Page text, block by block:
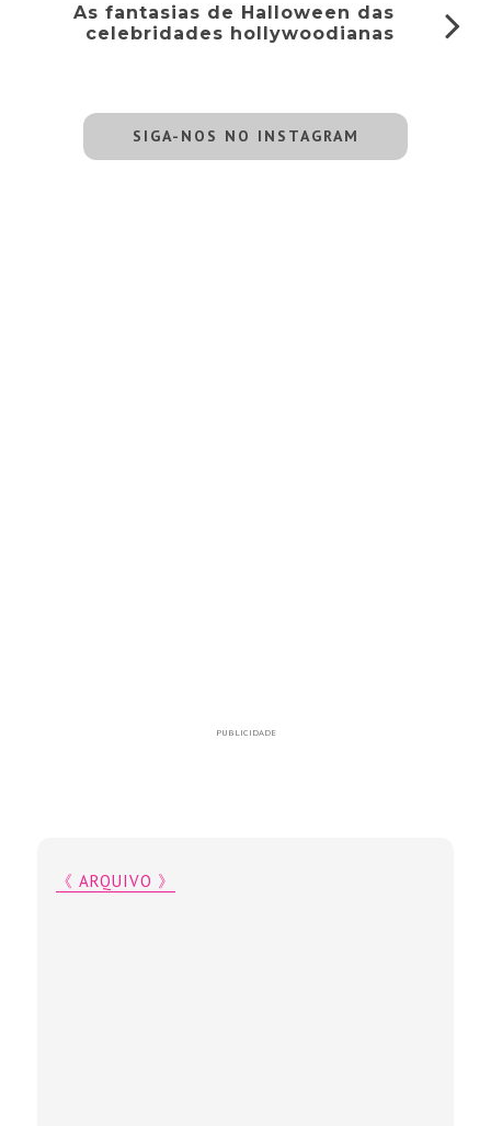
As fantasias de Halloween das
celebridades hollywoodianas
SIGA-NOS NO INSTAGRAM
PUBLICIDADE
《 ARQUIVO 》